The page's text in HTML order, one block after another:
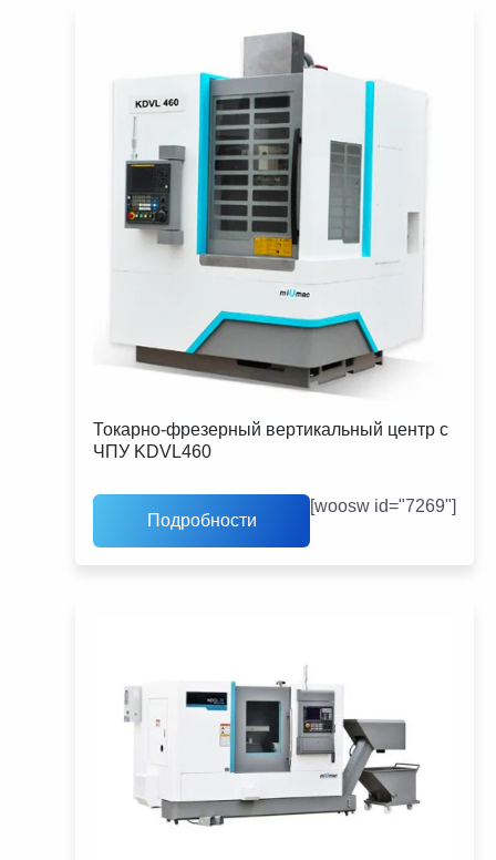
Токарно-фрезерный вертикальный центр с
ЧПУ KDVL460
Подробности
[woosw id="7269"]